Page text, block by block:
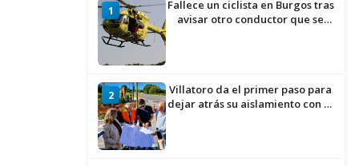
1
Fallece un ciclista en Burgos tras
avisar otro conductor que se
2
Villatoro da el primer paso para
dejar atrás su aislamiento con el